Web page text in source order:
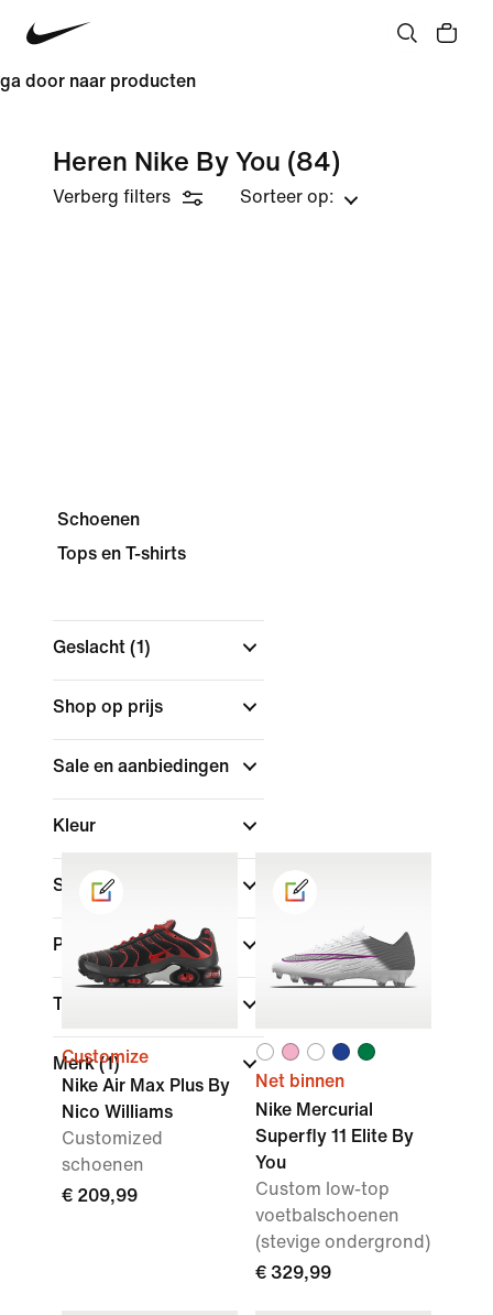
ga door naar producten
Heren Nike By You (84)
Verberg filters Sorteer op:
Schoenen
Tops en T-shirts
Geslacht (1)
Shop op prijs
Sale en aanbiedingen
Kleur
Sport
Pasvorm
Technologie
Merk(1)
Customize
Nike Air Max Plus By
Nico Williams
Customized
schoenen
€ 209,99
Net binnen
Nike Mercurial
Superfly 11 Elite By
You
Custom low-top
voetbalschoenen
(stevige ondergrond)
€ 329,99